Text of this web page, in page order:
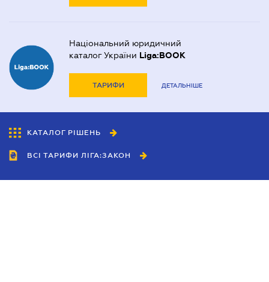
Національний юридичний
каталог України Liga:BOOK
ТАРИФИ ДЕТАЛЬНІШЕ
КАТАЛОГ РІШЕНЬ
ВСІ ТАРИФИ ЛІГА:ЗАКОН